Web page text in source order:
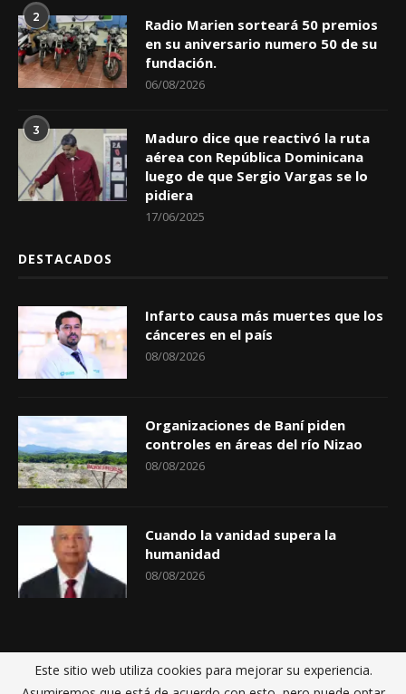
2
Radio Marien sorteará 50 premios
en su aniversario numero 50 de su
fundación.
06/08/2026
3
Maduro dice que reactivó la ruta
aérea con República Dominicana
luego de que Sergio Vargas se lo
pidiera
17/06/2025
DESTACADOS
Infarto causa más muertes que los
cánceres en el país
08/08/2026
Organizaciones de Baní piden
controles en áreas del río Nizao
08/08/2026
Cuando la vanidad supera la
humanidad
08/08/2026
Inicio Políticas de privacidad Sobre nosotros Contactos
Este sitio web utiliza cookies para mejorar su experiencia.